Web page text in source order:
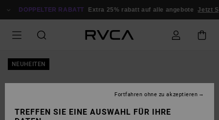
ZUR
DOPPELTER RABATT Extra 25% rabatt auf alle angebote Jetzt
NEUHEITEN
TREFFEN SIE EINE AUSWAHL FÜR IHRE
Fortfahren ohne zu akzeptieren